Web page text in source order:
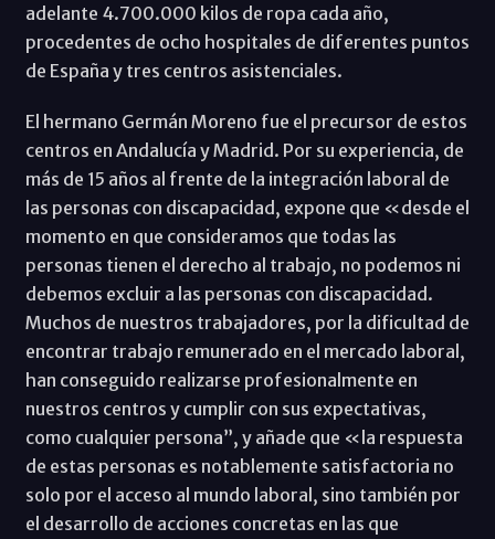
adelante 4.700.000 kilos de ropa cada año,
procedentes de ocho hospitales de diferentes puntos
de España y tres centros asistenciales.
El hermano Germán Moreno fue el precursor de estos
centros en Andalucía y Madrid. Por su experiencia, de
más de 15 años al frente de la integración laboral de
las personas con discapacidad, expone que «desde el
momento en que consideramos que todas las
personas tienen el derecho al trabajo, no podemos ni
debemos excluir a las personas con discapacidad.
Muchos de nuestros trabajadores, por la dificultad de
encontrar trabajo remunerado en el mercado laboral,
han conseguido realizarse profesionalmente en
nuestros centros y cumplir con sus expectativas,
como cualquier persona”, y añade que «la respuesta
de estas personas es notablemente satisfactoria no
solo por el acceso al mundo laboral, sino también por
el desarrollo de acciones concretas en las que